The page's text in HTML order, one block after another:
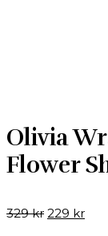
Olivia
Flower
329kr Det
229 krDet